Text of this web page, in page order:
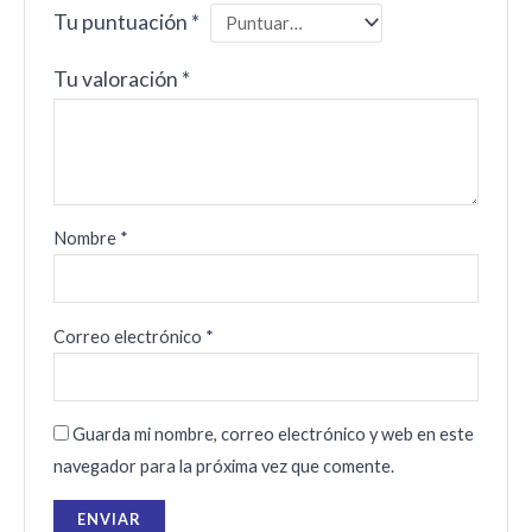
Tu puntuación *
Tu valoración *
Nombre *
Correo electrónico *
Guarda mi nombre, correo electrónico y web en este
navegador para la próxima vez que comente.